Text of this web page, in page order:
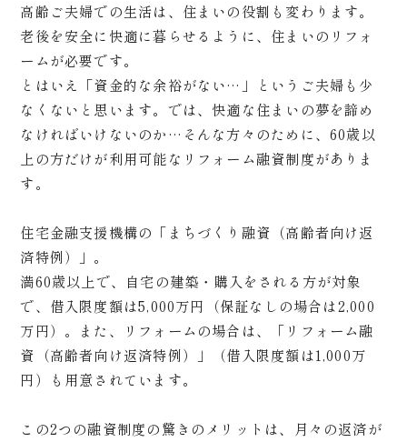
高齢ご夫婦での生活は、住まいの役割も変わります。
老後を安全に快適に暮らせるように、住まいのリフォ
ームが必要です。
とはいえ「資金的な余裕がない…」というご夫婦も少
なくないと思います。では、快適な住まいの夢を諦め
なければいけないのか…そんな方々のために、60歳以
上の方だけが利用可能なリフォーム融資制度がありま
す。
住宅金融支援機構の「まちづくり融資（高齢者向け返
済特例）」。
満60歳以上で、自宅の建築・購入をされる方が対象
で、借入限度額は5,000万円（保証なしの場合は2,000
万円）。また、リフォームの場合は、「リフォーム融
資（高齢者向け返済特例）」（借入限度額は1,000万
円）も用意されています。
この2つの融資制度の驚きのメリットは、月々の返済が